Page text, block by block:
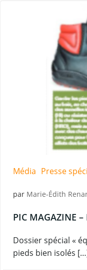
Média Presse
par Marie-Édith
PIC MAGAZINE
Dossier spécial «
pieds bien isolés